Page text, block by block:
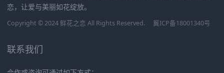
恋，让爱与美丽如花绽放。
Copyright © 2024 鲜花之恋 All Rights Reserved. 冀ICP备18001340号
联系我们